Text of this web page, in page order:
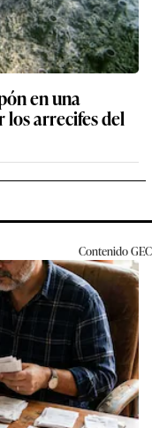
en una
arrecifes del
ContenidoGEC